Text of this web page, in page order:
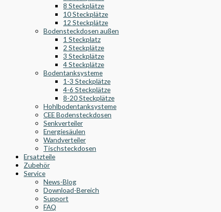
8 Steckplätze
10 Steckplätze
12 Steckplätze
Bodensteckdosen außen
1 Steckplatz
2 Steckplätze
3 Steckplätze
4 Steckplätze
Bodentanksysteme
1-3 Steckplätze
4-6 Steckplätze
8-20 Steckplätze
Hohlbodentanksysteme
CEE Bodensteckdosen
Senkverteiler
Energiesäulen
Wandverteiler
Tischsteckdosen
Ersatzteile
Zubehör
Service
News-Blog
Download-Bereich
Support
FAQ